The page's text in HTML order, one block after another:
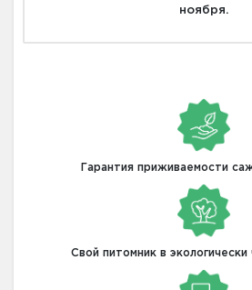
ноября.
Гарантия приживаемости
Свой питомник в экологически